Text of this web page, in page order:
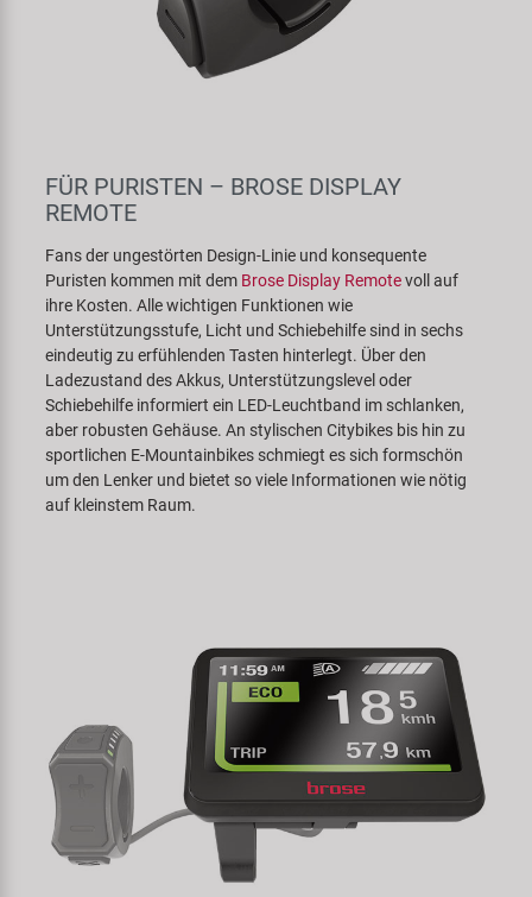
FÜR PURISTEN – BROSE DISPLAY
REMOTE
Fans der ungestörten Design-Linie und konsequente
Puristen kommen mit dem Brose Display Remotevoll auf
ihre Kosten. Alle wichtigen Funktionen wie
Unterstützungsstufe, Licht und Schiebehilfe sind in sechs
eindeutig zu erfühlenden Tasten hinterlegt. Über den
Ladezustand des Akkus, Unterstützungslevel oder
Schiebehilfe informiert ein LED-Leuchtband im schlanken,
aber robusten Gehäuse. An stylischen Citybikes bis hin zu
sportlichen E-Mountainbikes schmiegt es sich formschön
um den Lenker und bietet so viele Informationen wie nötig
auf kleinstem Raum.